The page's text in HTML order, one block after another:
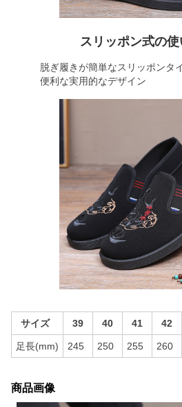
スリッポン式の使
脱ぎ履きが簡単なスリッポンタ
便利な実用的なデザイン
サイズ 39 40 41 42
足長(mm) 245 250 255 260
商品画像